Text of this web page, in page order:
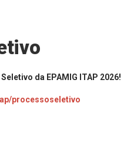
da EPAMIG ITAP 2026!
processoseletivo